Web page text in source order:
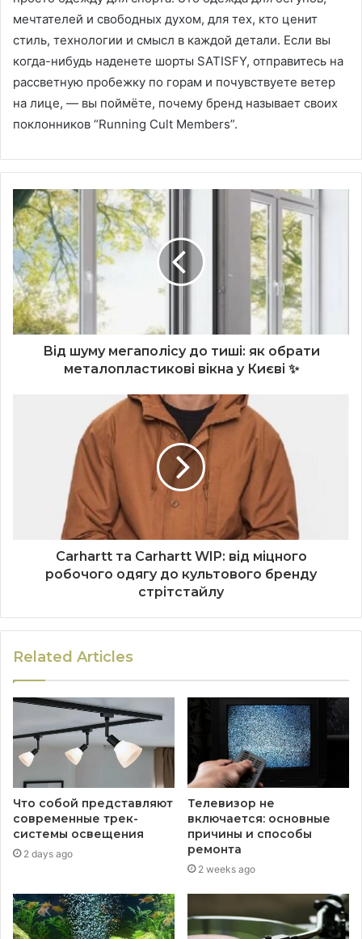
мечтателей и свободных духом, для тех, кто ценит
стиль, технологии и смысл в каждой детали. Если вы
когда-нибудь наденете шорты SATISFY, отправитесь на
рассветную пробежку по горам и почувствуете ветер
на лице, — вы поймёте, почему бренд называет своих
поклонников “Running Cult Members”.
Від шуму мегаполісу до тиші: як обрати
металопластикові вікна у Києві ✨
Carhartt та Carhartt WIP: від міцного
робочого одягу до культового бренду
стрітстайлу
Related Articles
Что собой представляют
современные трек-
системы освещения
2 days ago
Телевизор не
включается: основные
причины и способы
ремонта
2 weeks ago